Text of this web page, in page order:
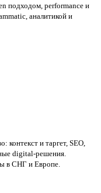
подходом, performance и
аналитикой и
контекст и таргет, SEO,
digital-решения.
в СНГ и Европе.